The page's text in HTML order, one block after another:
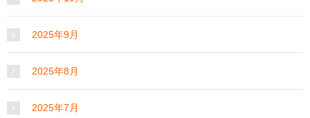
2025年9月
2025年8月
2025年7月